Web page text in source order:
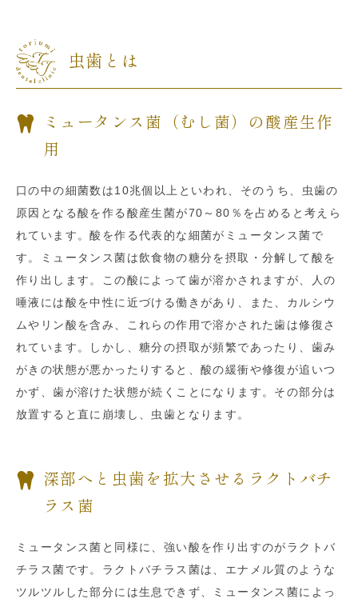
虫歯とは
ミュータンス菌（むし菌）の酸産生作
用
口の中の細菌数は10兆個以上といわれ、そのうち、虫歯の
原因となる酸を作る酸産生菌が70～80％を占めると考えら
れています。酸を作る代表的な細菌がミュータンス菌で
す。ミュータンス菌は飲食物の糖分を摂取・分解して酸を
作り出します。この酸によって歯が溶かされますが、人の
唾液には酸を中性に近づける働きがあり、また、カルシウ
ムやリン酸を含み、これらの作用で溶かされた歯は修復さ
れています。しかし、糖分の摂取が頻繁であったり、歯み
がきの状態が悪かったりすると、酸の緩衝や修復が追いつ
かず、歯が溶けた状態が続くことになります。その部分は
放置すると直に崩壊し、虫歯となります。
深部へと虫歯を拡大させるラクトバチ
ラス菌
ミュータンス菌と同様に、強い酸を作り出すのがラクトバ
チラス菌です。ラクトバチラス菌は、エナメル質のような
ツルツルした部分には生息できず、ミュータンス菌によっ